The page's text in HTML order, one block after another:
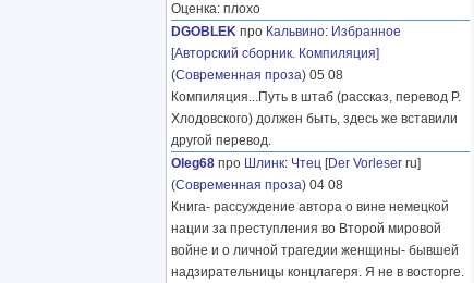
Оценка: плохо
DGOBLEK про Кальвино: Избранное
[Авторский сборник. Компиляция]
(Современная проза) 05 08
Компиляция...Путь в штаб (рассказ, перевод Р.
Хлодовского) должен быть, здесь же вставили
другой перевод.
Oleg68 про Шлинк: Чтец [Der Vorleser ru]
(Современная проза) 04 08
Книга- рассуждение автора о вине немецкой
нации за преступления во Второй мировой
войне и о личной трагедии женщины- бывшей
надзирательницы концлагеря. Я не в восторге.